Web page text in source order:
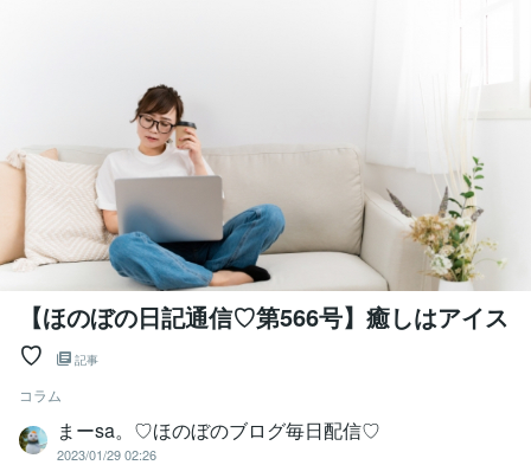
【ほのぼの日記通信♡第566号】癒しはアイス
♡
記事
コラム
まーsa。♡ほのぼのブログ毎日配信♡
2023/01/29 02:26